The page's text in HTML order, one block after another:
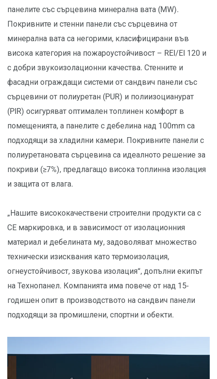
панелите със сърцевина минерална вата (MW).
Покривните и стенни панели със сърцевина от
минерална вата са негорими, класифицирани във
висока категория на пожароустойчивост – REI/EI 120 и
с добри звукоизолационни качества. Стенните и
фасадни ограждащи системи от сандвич панели със
сърцевини от полиуретан (PUR) и полиизоцианурат
(PIR) осигуряват оптимален топлинен комфорт в
помещенията, а панелите с дебелина над 100mm са
подходящи за хладилни камери. Покривните панели с
полиуретановата сърцевина са идеалното решение за
покриви (≥7%), предлагащо висока топлинна изолация
и защита от влага.
„Нашите висококачествени строителни продукти са с
СЕ маркировка, и в зависимост от изолационния
материал и дебелината му, задоволяват множество
технически изисквания като термоизолация,
огнеустойчивост, звукова изолация“, допълни екипът
на Технопанел. Компанията има повече от над 15-
годишен опит в производството на сандвич панели
подходящи за промишлени, спортни и обекти.